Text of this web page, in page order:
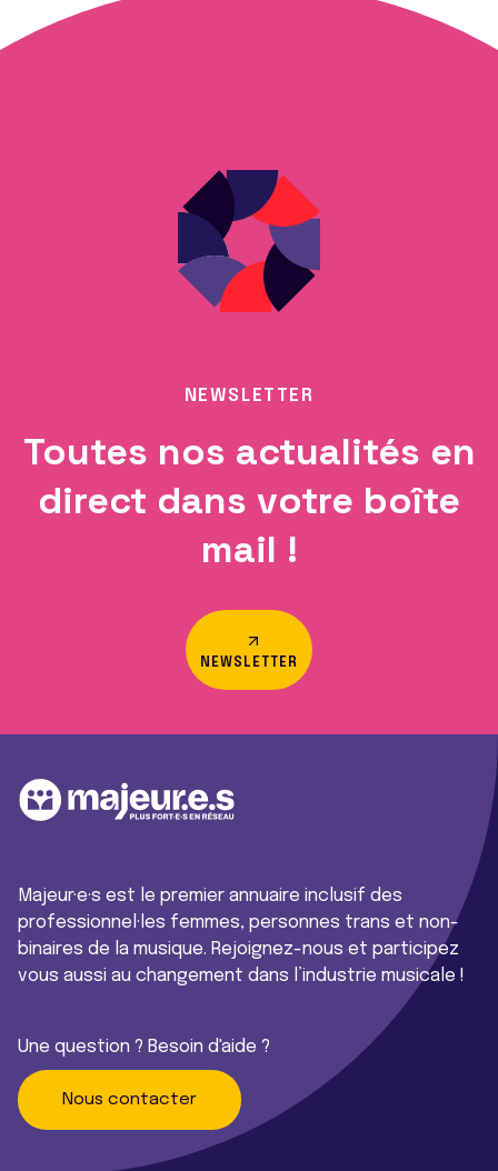
NEWSLETTER
Toutes nos actualités en
direct dans votre boîte
mail !
NEWSLETTER
Majeur·e·s est le premier annuaire inclusif des
professionnel·les femmes, personnes trans et non-
binaires de la musique. Rejoignez-nous et participez
vous aussi au changement dans l’industrie musicale !
Une question ? Besoin d'aide ?
Nous contacter